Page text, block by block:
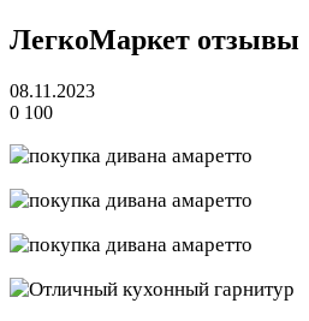
ЛегкоМаркет отзывы
08.11.2023
0 100